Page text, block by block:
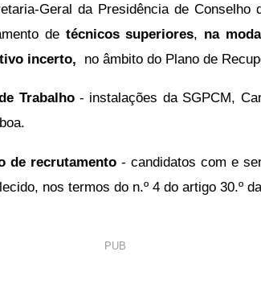
Geral da Presidência de Conselho
de técnicos superiores, na
incerto, no âmbito do Plano de
Trabalho- instalações da SGPCM,
de recrutamento - candidatos com e
nos termos do n.º 4 do artigo 30.º
PUB